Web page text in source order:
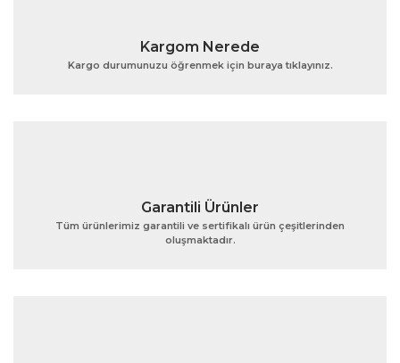
Ürün açıklamasında eksik bilgiler bulunuyor.
Gönder
Kargom Nerede
Kargo durumunuzu öğrenmek için buraya tıklayınız.
Garantili Ürünler
Tüm ürünlerimiz garantili ve sertifikalı ürün çeşitlerinden
oluşmaktadır.